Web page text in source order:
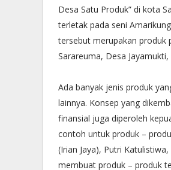
Desa Satu Produk” di kota
terletak pada seni
tersebut merupakan produk
Sarareuma, Desa
Ada banyak jenis produk
lainnya. Konsep yang
finansial juga diperoleh
contoh untuk produk –
(Irian Jaya), Putri
membuat produk – produk